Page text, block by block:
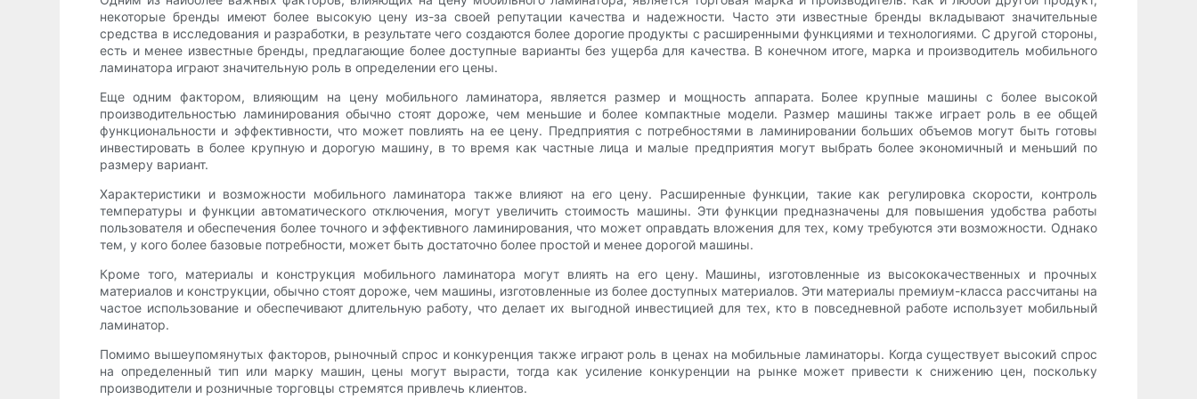
некоторые бренды имеют более высокую цену из-за своей репутации качества и надежности. Часто эти известные бренды вкладывают значительные
средства в исследования и разработки, в результате чего создаются более дорогие продукты с расширенными функциями и технологиями. С другой стороны,
есть и менее известные бренды, предлагающие более доступные варианты без ущерба для качества. В конечном итоге, марка и производитель мобильного
ламинатора играют значительную роль в определении его цены.
Еще одним фактором, влияющим на цену мобильного ламинатора, является размер и мощность аппарата. Более крупные машины с более высокой
производительностью ламинирования обычно стоят дороже, чем меньшие и более компактные модели. Размер машины также играет роль в ее общей
функциональности и эффективности, что может повлиять на ее цену. Предприятия с потребностями в ламинировании больших объемов могут быть готовы
инвестировать в более крупную и дорогую машину, в то время как частные лица и малые предприятия могут выбрать более экономичный и меньший по
размеру вариант.
Характеристики и возможности мобильного ламинатора также влияют на его цену. Расширенные функции, такие как регулировка скорости, контроль
температуры и функции автоматического отключения, могут увеличить стоимость машины. Эти функции предназначены для повышения удобства работы
пользователя и обеспечения более точного и эффективного ламинирования, что может оправдать вложения для тех, кому требуются эти возможности. Однако
тем, у кого более базовые потребности, может быть достаточно более простой и менее дорогой машины.
Кроме того, материалы и конструкция мобильного ламинатора могут влиять на его цену. Машины, изготовленные из высококачественных и прочных
материалов и конструкции, обычно стоят дороже, чем машины, изготовленные из более доступных материалов. Эти материалы премиум-класса рассчитаны на
частое использование и обеспечивают длительную работу, что делает их выгодной инвестицией для тех, кто в повседневной работе использует мобильный
ламинатор.
Помимо вышеупомянутых факторов, рыночный спрос и конкуренция также играют роль в ценах на мобильные ламинаторы. Когда существует высокий спрос
на определенный тип или марку машин, цены могут вырасти, тогда как усиление конкуренции на рынке может привести к снижению цен, поскольку
производители и розничные торговцы стремятся привлечь клиентов.